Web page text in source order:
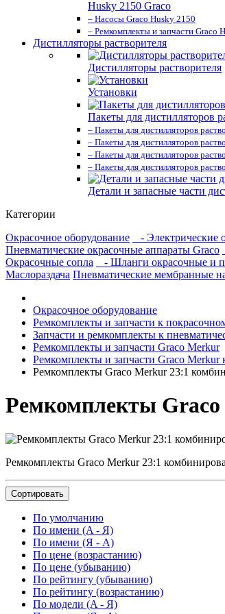
Husky 2150 Graco
– Насосы Graco Husky 2150
– Ремкомплекты и запчасти Graco
Дистилляторы растворителя
Дистилляторы растворителя
Установки
Пакеты для дистилляторов
– Пакеты для дистилляторов
– Пакеты для дистилляторов
– Пакеты для дистилляторов
– Пакеты для дистилляторов
Детали и запасные части
Категории
Окрасочное оборудование
- Электрические
Пневматические окрасочные аппараты Graco
Окрасочные сопла
- Шланги окрасочные и
Маслораздача Пневматические мембранные
Окрасочное оборудование
Ремкомплекты и запчасти к
Запчасти и ремкомплекты к
Ремкомплекты и запчасти Graco Merkur
Ремкомплекты и запчасти Graco
Ремкомплекты Graco Merkur 23:1
Ремкомплекты
Ремкомплекты Graco Merkur 23:1
Сортировать
По умолчанию
По имени (A - Я)
По имени (Я - A)
По цене (возрастанию)
По цене (убыванию)
По рейтингу (убыванию)
По рейтингу (возрастанию)
По модели (A - Я)